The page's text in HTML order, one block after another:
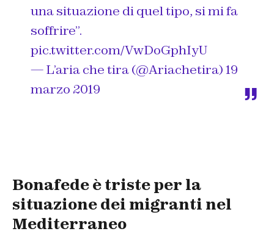
una situazione di quel tipo, si mi fa
soffrire”.
pic.twitter.com/VwDoGphIyU
— L’aria che tira (@Ariachetira)19
marzo 2019
Bonafede è triste per la
situazione dei migranti nel
Mediterraneo